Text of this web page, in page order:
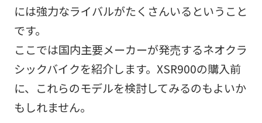
には強力なライバルがたくさんいるということ
です。
ここでは国内主要メーカーが発売するネオクラ
シックバイクを紹介します。XSR900の購入前
に、これらのモデルを検討してみるのもよいか
もしれません。